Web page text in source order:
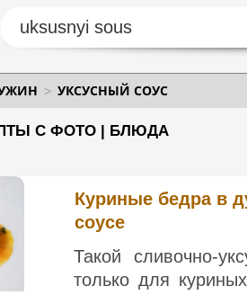
УКСУСНЫЙ СОУС
С ФОТО | БЛЮДА
Куриные бедра в
соусе
Такой сливочно-
только для